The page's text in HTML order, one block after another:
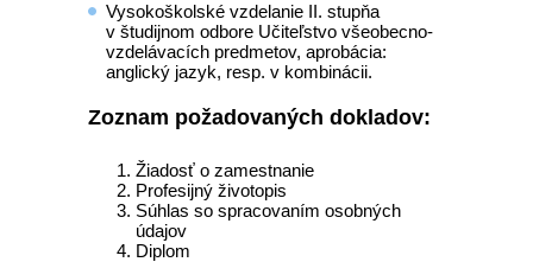
Vysokoškolské vzdelanie II. stupňa
v študijnom odbore Učiteľstvo všeobecno-
vzdelávacích predmetov, aprobácia:
anglický jazyk, resp. v kombinácii.
Zoznam požadovaných dokladov:
Žiadosť o zamestnanie
Profesijný životopis
Súhlas so spracovaním osobných
údajov
Diplom